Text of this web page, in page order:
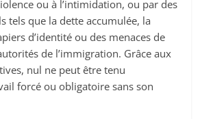
ou à l’intimidation, ou par des
tels que la dette accumulée, la
d’identité ou des menaces de
de l’immigration. Grâce aux
nul ne peut être tenu
forcé ou obligatoire sans son